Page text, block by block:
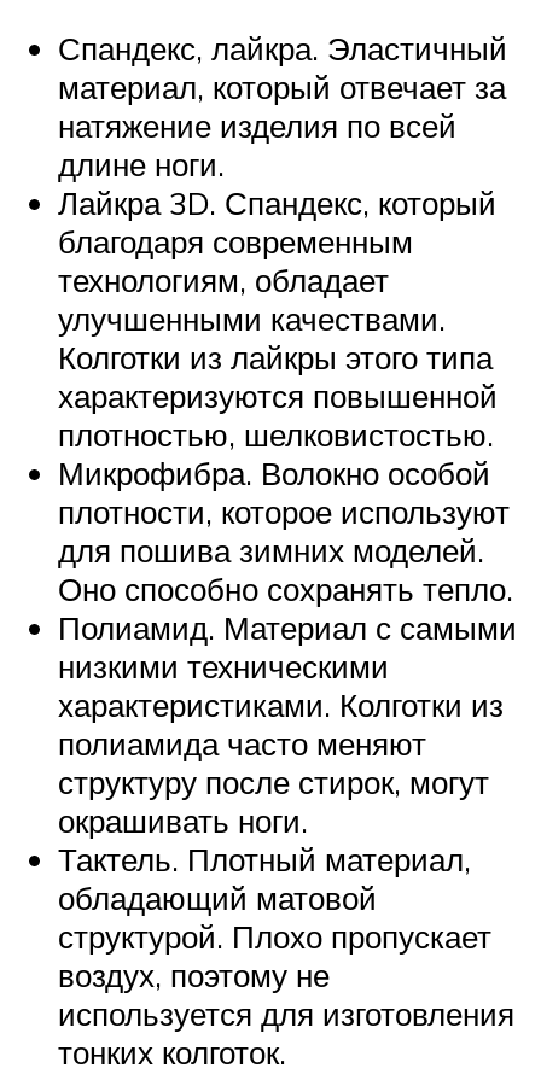
Спандекс, лайкра. Эластичный
материал, который отвечает за
натяжение изделия по всей
длине ноги.
Лайкра 3D. Спандекс, который
благодаря современным
технологиям, обладает
улучшенными качествами.
Колготки из лайкры этого типа
характеризуются повышенной
плотностью, шелковистостью.
Микрофибра. Волокно особой
плотности, которое используют
для пошива зимних моделей.
Оно способно сохранять тепло.
Полиамид. Материал с самыми
низкими техническими
характеристиками. Колготки из
полиамида часто меняют
структуру после стирок, могут
окрашивать ноги.
Тактель. Плотный материал,
обладающий матовой
структурой. Плохо пропускает
воздух, поэтому не
используется для изготовления
тонких колготок.